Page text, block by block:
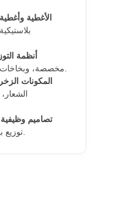
الأغطية
أنظمة
مخصصة، وبخاخات رذاذ، ومضخات علاجية، وأنابيب تدليك أسطوانية حاصلة على براءة اختراع.
المكونات
تصاميم
توزيع بدون هواء، وتصاميم ملائمة للسفر مصممة خصيصًا للأداء وتجربة المستخدم.